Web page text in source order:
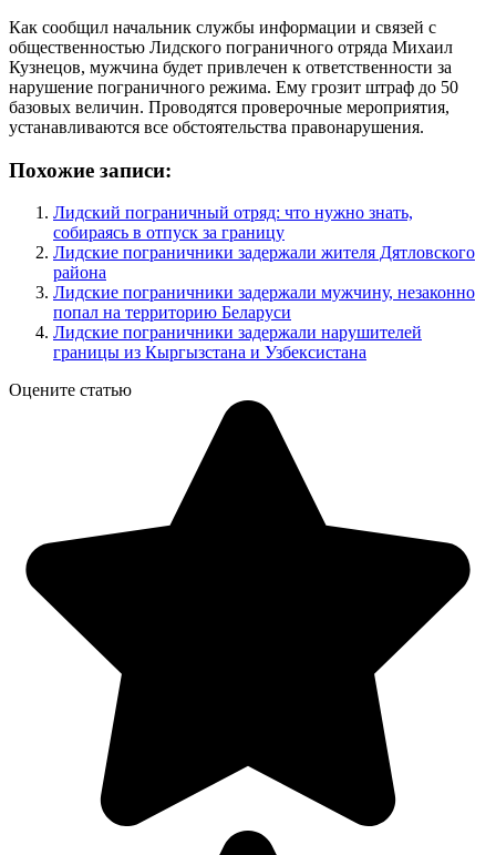
Как сообщил начальник службы информации и связей с
общественностью Лидского пограничного отряда Михаил
Кузнецов, мужчина будет привлечен к ответственности за
нарушение пограничного режима. Ему грозит штраф до 50
базовых величин. Проводятся проверочные мероприятия,
устанавливаются все обстоятельства правонарушения.
Похожие записи:
Лидский пограничный отряд: что нужно знать,
собираясь в отпуск за границу
Лидские пограничники задержали жителя Дятловского
района
Лидские пограничники задержали мужчину, незаконно
попал на территорию Беларуси
Лидские пограничники задержали нарушителей
границы из Кыргызстана и Узбексистана
Оцените статью